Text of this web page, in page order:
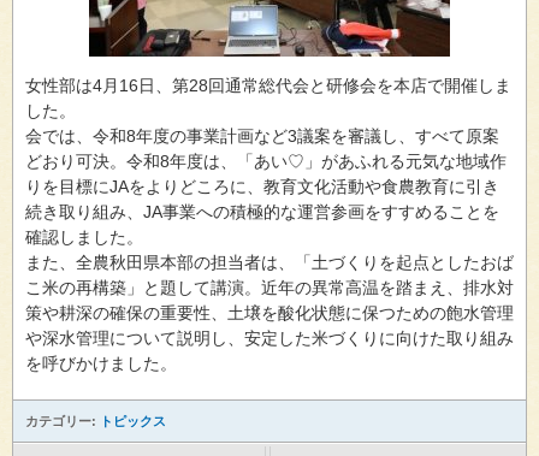
女性部は4月16日、第28回通常総代会と研修会を本店で開催しま
した。
会では、令和8年度の事業計画など3議案を審議し、すべて原案
どおり可決。令和8年度は、「あい♡」があふれる元気な地域作
りを目標にJAをよりどころに、教育文化活動や食農教育に引き
続き取り組み、JA事業への積極的な運営参画をすすめることを
確認しました。
また、全農秋田県本部の担当者は、「土づくりを起点としたおば
こ米の再構築」と題して講演。近年の異常高温を踏まえ、排水対
策や耕深の確保の重要性、土壌を酸化状態に保つための飽水管理
や深水管理について説明し、安定した米づくりに向けた取り組み
を呼びかけました。
カテゴリー: トピックス